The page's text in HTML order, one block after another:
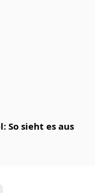
So sieht es aus